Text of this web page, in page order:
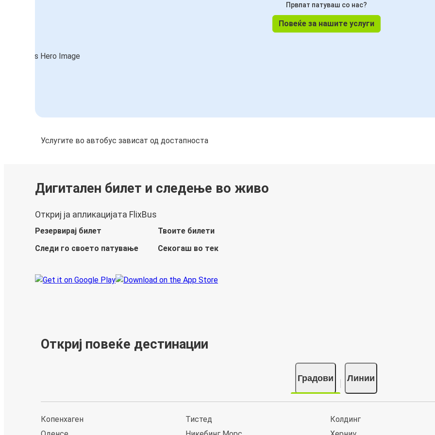
Првпат патуваш со нас?
Повеќе за нашите услуги
Услугите во автобус зависат од достапноста
Дигитален билет и следење во живо
Откриј ја апликацијата FlixBus
Резервирај билет
Твоите билети
Следи го своето патување
Секогаш во тек
Откриј повеќе дестинации
Градови Линии
Копенхаген
Тистед
Колдинг